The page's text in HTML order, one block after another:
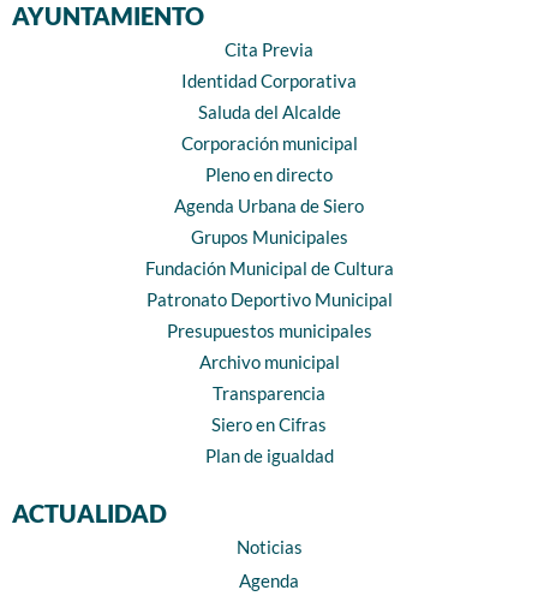
AYUNTAMIENTO
Cita Previa
Identidad Corporativa
Saluda del Alcalde
Corporación municipal
Pleno en directo
Agenda Urbana de Siero
Grupos Municipales
Fundación Municipal de Cultura
Patronato Deportivo Municipal
Presupuestos municipales
Archivo municipal
Transparencia
Siero en Cifras
Plan de igualdad
ACTUALIDAD
Noticias
Agenda